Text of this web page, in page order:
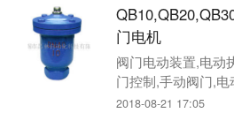
门电机
阀门电动装置,电动
门控制,手动阀门,电
2018-08-21 17:05